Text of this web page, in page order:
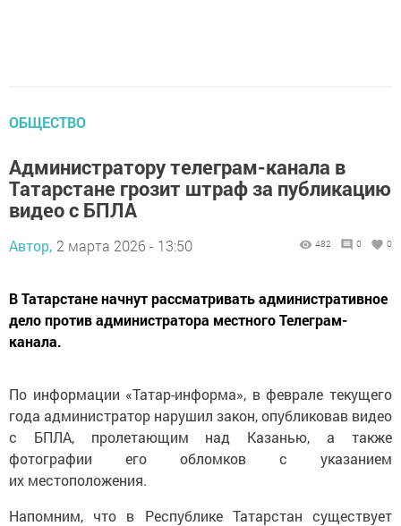
ОБЩЕСТВО
Администратору телеграм-канала в
Татарстане грозит штраф за публикацию
видео с БПЛА
Автор, 2 марта 2026 - 13:50 482 0 0
В Татарстане начнут рассматривать административное
дело против администратора местного Телеграм-
канала.
По информации «Татар-информа», в феврале текущего
года администратор нарушил закон, опубликовав видео
с БПЛА, пролетающим над Казанью, а также
фотографии его обломков с указанием
их местоположения.
Напомним, что в Республике Татарстан существует